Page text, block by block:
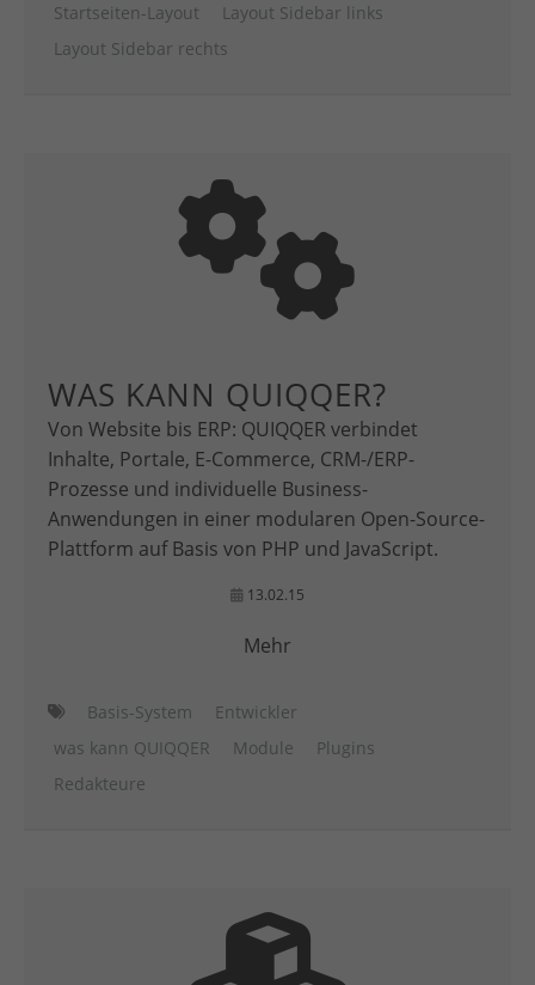
Startseiten-Layout
Layout Sidebar links
Layout Sidebar rechts
WAS KANN QUIQQER?
Von Website bis ERP: QUIQQER verbindet
Inhalte, Portale, E-Commerce, CRM-/ERP-
Prozesse und individuelle Business-
Anwendungen in einer modularen Open-Source-
Plattform auf Basis von PHP und JavaScript.
13.02.15
Mehr
Basis-System
Entwickler
was kann QUIQQER
Module
Plugins
Redakteure